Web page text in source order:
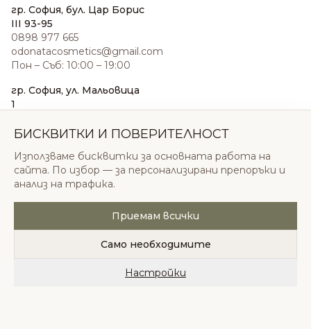
гр. София, бул. Цар Борис
III 93-95
0898 977 665
odonatacosmetics@gmail.com
Пон – Съб: 10:00 – 19:00
гр. София, ул. Мальовица
1
sales@odonatacosmetics.com
Нед: 11:00 – 18:00
© 2026 Одоната Козметикс ООД. Всички права
запазени.
Политика за поверителностОбщи условия
БИСКВИТКИ И ПОВЕРИТЕЛНОСТ
Използваме бисквитки за основната работа на
сайта. По избор — за персонализирани препоръки и
анализ на трафика.
Приемам всички
Само необходимите
Настройки